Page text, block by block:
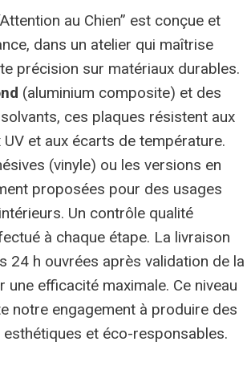
au Chien” est conçue et
dans un atelier qui maîtrise
précision sur matériaux durables.
(aluminium composite) et des
ces plaques résistent aux
et aux écarts de température.
(vinyle) ou les versions en
proposées pour des usages
Un contrôle qualité
à chaque étape. La livraison
24 h ouvrées après validation de la
une efficacité maximale. Ce niveau
notre engagement à produire des
et éco-responsables.